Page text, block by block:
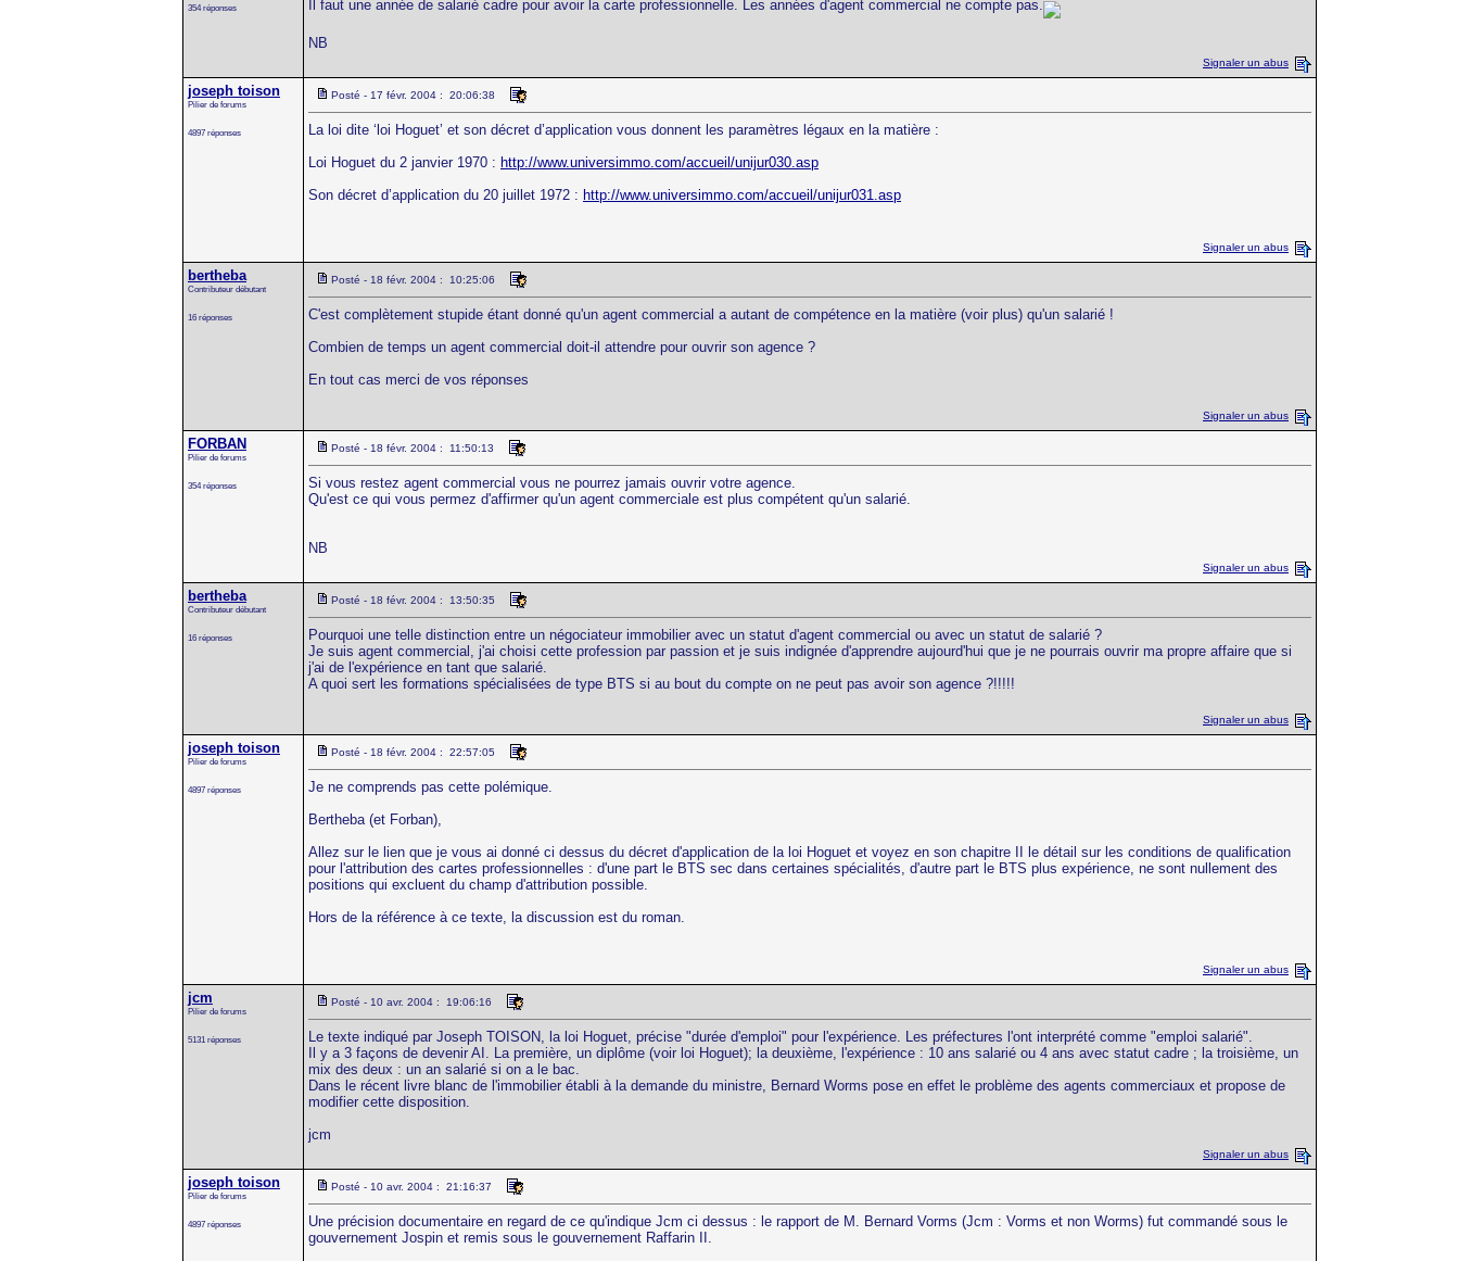
354 réponses Il faut une année de salarié cadre pour avoir la carte professionnelle. Les années d'agent commercial ne compte pas.
NB
Signaler un abus
joseph toison
Pilier de forums
4897 réponses
Posté - 17 févr. 2004 : 20:06:38
La loi dite ‘loi Hoguet’ et son décret d’application vous donnent les paramètres légaux en la matière :
Loi Hoguet du 2 janvier 1970 : http://www.universimmo.com/accueil/unijur030.asp
Son décret d’application du 20 juillet 1972 : http://www.universimmo.com/accueil/unijur031.asp
Signaler un abus
bertheba
Contributeur débutant
16 réponses
Posté - 18 févr. 2004 : 10:25:06
C'est complètement stupide étant donné qu'un agent commercial a autant de compétence en la matière (voir plus) qu'un salarié !
Combien de temps un agent commercial doit-il attendre pour ouvrir son agence ?
En tout cas merci de vos réponses
Signaler un abus
FORBAN
Pilier de forums
354 réponses
Posté - 18 févr. 2004 : 11:50:13
Si vous restez agent commercial vous ne pourrez jamais ouvrir votre agence.
Qu'est ce qui vous permez d'affirmer qu'un agent commerciale est plus compétent qu'un salarié.
NB
Signaler un abus
bertheba
Contributeur débutant
16 réponses
Posté - 18 févr. 2004 : 13:50:35
Pourquoi une telle distinction entre un négociateur immobilier avec un statut d'agent commercial ou avec un statut de salarié ?
Je suis agent commercial, j'ai choisi cette profession par passion et je suis indignée d'apprendre aujourd'hui que je ne pourrais ouvrir ma propre affaire que si
j'ai de l'expérience en tant que salarié.
A quoi sert les formations spécialisées de type BTS si au bout du compte on ne peut pas avoir son agence ?!!!!!
Signaler un abus
joseph toison
Pilier de forums
4897 réponses
Posté - 18 févr. 2004 : 22:57:05
Je ne comprends pas cette polémique.
Bertheba (et Forban),
Allez sur le lien que je vous ai donné ci dessus du décret d'application de la loi Hoguet et voyez en son chapitre II le détail sur les conditions de qualification
pour l'attribution des cartes professionnelles : d'une part le BTS sec dans certaines spécialités, d'autre part le BTS plus expérience, ne sont nullement des
positions qui excluent du champ d'attribution possible.
Hors de la référence à ce texte, la discussion est du roman.
Signaler un abus
jcm
Pilier de forums
5131 réponses
Posté - 10 avr. 2004 : 19:06:16
Le texte indiqué par Joseph TOISON, la loi Hoguet, précise "durée d'emploi" pour l'expérience. Les préfectures l'ont interprété comme "emploi salarié".
Il y a 3 façons de devenir AI. La première, un diplôme (voir loi Hoguet); la deuxième, l'expérience : 10 ans salarié ou 4 ans avec statut cadre ; la troisième, un
mix des deux : un an salarié si on a le bac.
Dans le récent livre blanc de l'immobilier établi à la demande du ministre, Bernard Worms pose en effet le problème des agents commerciaux et propose de
modifier cette disposition.
jcm
Signaler un abus
joseph toison
Pilier de forums
4897 réponses
Posté - 10 avr. 2004 : 21:16:37
Une précision documentaire en regard de ce qu'indique Jcm ci dessus : le rapport de M. Bernard Vorms (Jcm : Vorms et non Worms) fut commandé sous le
gouvernement Jospin et remis sous le gouvernement Raffarin II.